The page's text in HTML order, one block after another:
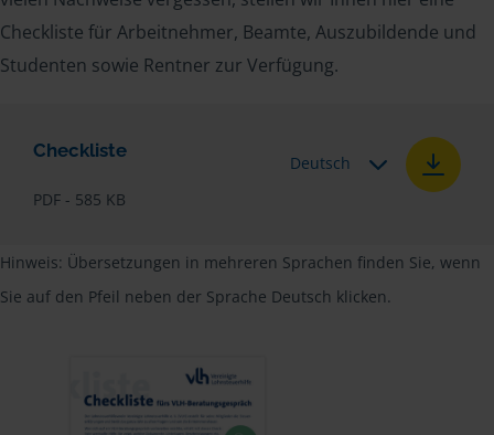
Checkliste für Arbeitnehmer, Beamte, Auszubildende und
Studenten sowie Rentner zur Verfügung.
Checkliste
PDF - 585 KB
Deutsch
Hinweis: Übersetzungen in mehreren Sprachen finden Sie, wenn
Sie auf den Pfeil neben der Sprache Deutsch klicken.